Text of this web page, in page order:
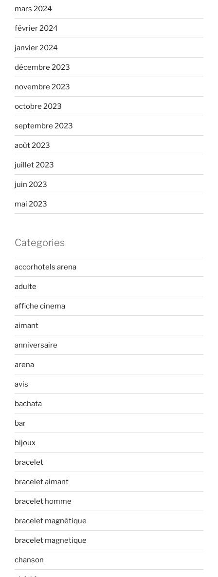
mars 2024
février 2024
janvier 2024
décembre 2023
novembre 2023
octobre 2023
septembre 2023
août 2023
juillet 2023
juin 2023
mai 2023
Categories
accorhotels arena
adulte
affiche cinema
aimant
anniversaire
arena
avis
bachata
bar
bijoux
bracelet
bracelet aimant
bracelet homme
bracelet magnétique
bracelet magnetique
chanson